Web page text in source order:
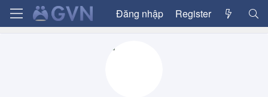
Đăng nhập Register